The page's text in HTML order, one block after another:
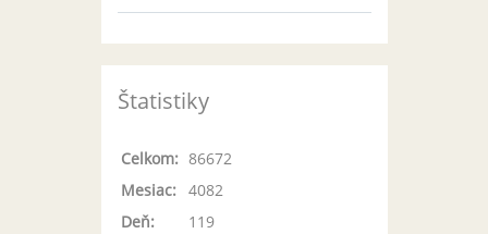
Štatistiky
Celkom: 86672
Mesiac:
4082
Deň:
119